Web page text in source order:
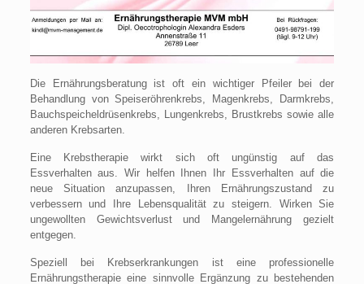
Die Ernährungsberatung ist oft ein wichtiger Pfeiler bei der
Behandlung von Speiseröhrenkrebs, Magenkrebs, Darmkrebs,
Bauchspeicheldrüsenkrebs, Lungenkrebs, Brustkrebs sowie alle
anderen Krebsarten.
Eine Krebstherapie wirkt sich oft ungünstig auf das
Essverhalten aus. Wir helfen Ihnen Ihr Essverhalten auf die
neue Situation anzupassen, Ihren Ernährungszustand zu
verbessern und Ihre Lebensqualität zu steigern. Wirken Sie
ungewollten Gewichtsverlust und Mangelernährung gezielt
entgegen.
Speziell bei Krebserkrankungen ist eine professionelle
Ernährungstherapie eine sinnvolle Ergänzung zu bestehenden